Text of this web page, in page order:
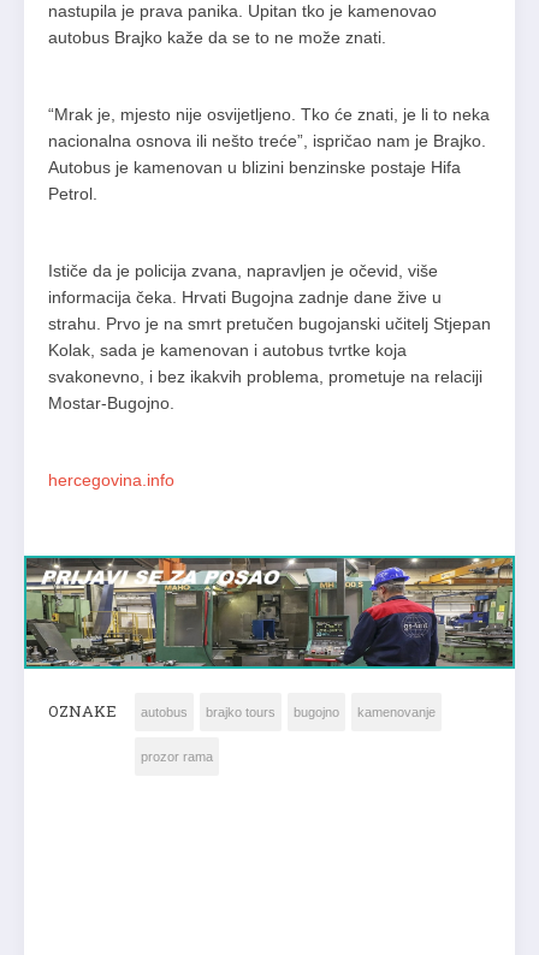
nastupila je prava panika. Upitan tko je kamenovao
autobus Brajko kaže da se to ne može znati.
“Mrak je, mjesto nije osvijetljeno. Tko će znati, je li to neka
nacionalna osnova ili nešto treće”, ispričao nam je Brajko.
Autobus je kamenovan u blizini benzinske postaje Hifa
Petrol.
Ističe da je policija zvana, napravljen je očevid, više
informacija čeka. Hrvati Bugojna zadnje dane žive u
strahu. Prvo je na smrt pretučen bugojanski učitelj Stjepan
Kolak, sada je kamenovan i autobus tvrtke koja
svakonevno, i bez ikakvih problema, prometuje na relaciji
Mostar-Bugojno.
hercegovina.info
OZNAKE autobus brajko tours bugojno kamenovanje
prozor rama